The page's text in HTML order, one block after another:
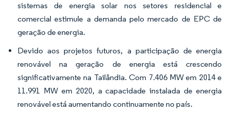
sistemas de energia solar nos setores residencial e
comercial estimule a demanda pelo mercado de EPC de
geração de energia.
Devido aos projetos futuros, a participação de energia
renovável na geração de energia está crescendo
significativamente na Tailândia. Com 7.406 MW em 2014 e
11.991 MW em 2020, a capacidade instalada de energia
renovável está aumentando continuamente no país.